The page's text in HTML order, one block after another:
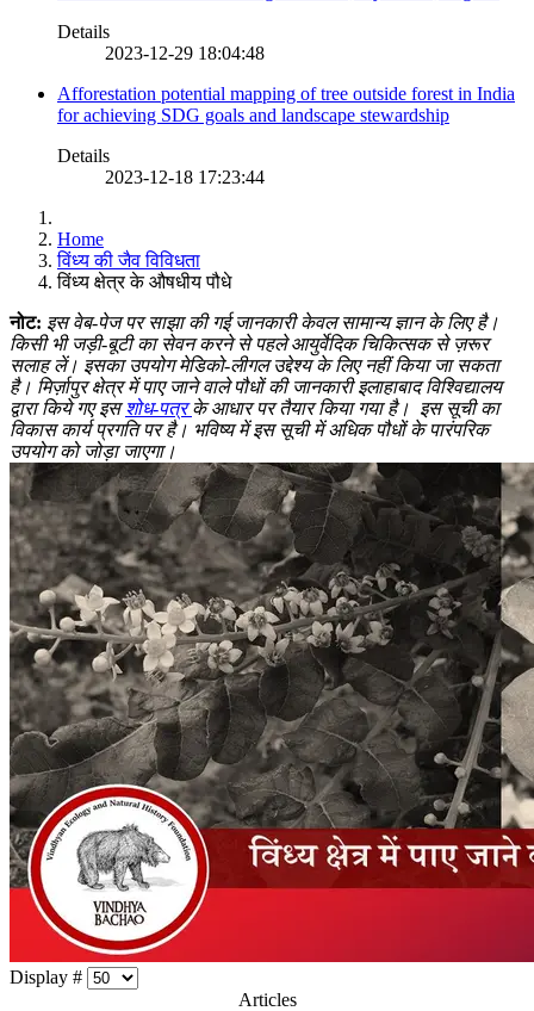
Details
2023-12-29 18:04:48
Afforestation potential mapping of tree outside forest in India
for achieving SDG goals and landscape stewardship
Details
2023-12-18 17:23:44
Home
विंध्य की जैव विविधता
विंध्य क्षेत्र के औषधीय पौधे
नोट: इस वेब-पेज पर साझा की गई जानकारी केवल सामान्य ज्ञान के लिए है।
किसी भी जड़ी-बूटी का सेवन करने से पहले आयुर्वेदिक चिकित्सक से ज़रूर
सलाह लें। इसका उपयोग मेडिको-लीगल उद्देश्य के लिए नहीं किया जा सकता
है। मिर्ज़ापुर क्षेत्र में पाए जाने वाले पौधों की जानकारी इलाहाबाद विश्विद्यालय
द्वारा किये गए इसशोध-पत्रके आधार पर तैयार किया गया है। इस सूची का
विकास कार्य प्रगति पर है। भविष्य में इस सूची में अधिक पौधों के पारंपरिक
उपयोग को जोड़ा जाएगा।
Display #
Articles